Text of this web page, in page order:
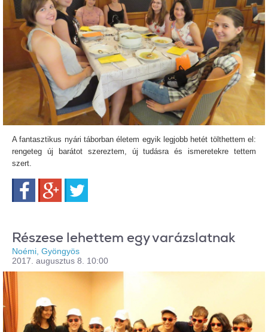
A fantasztikus nyári táborban életem egyik legjobb hetét tölthettem el:
rengeteg új barátot szereztem, új tudásra és ismeretekre tettem
szert.
FacebookGoogle+
Részese lehettem egy varázslatnak
Noémi, Gyöngyös
2017. augusztus 8. 10:00